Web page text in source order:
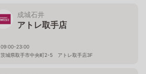
成城石井
アトレ取手店
09:00-23:00
茨城県取手市中央町2-5 アトレ取手店3F